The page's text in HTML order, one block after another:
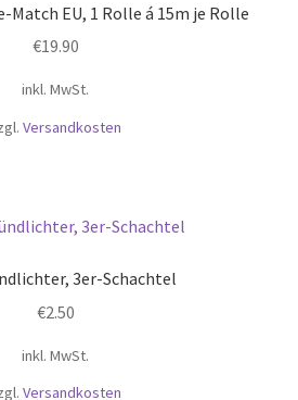
EU, 1 Rolle á 15m je Rolle
€19.90
inkl. MwSt.
Versandkosten
3er-Schachtel
€2.50
inkl. MwSt.
Versandkosten